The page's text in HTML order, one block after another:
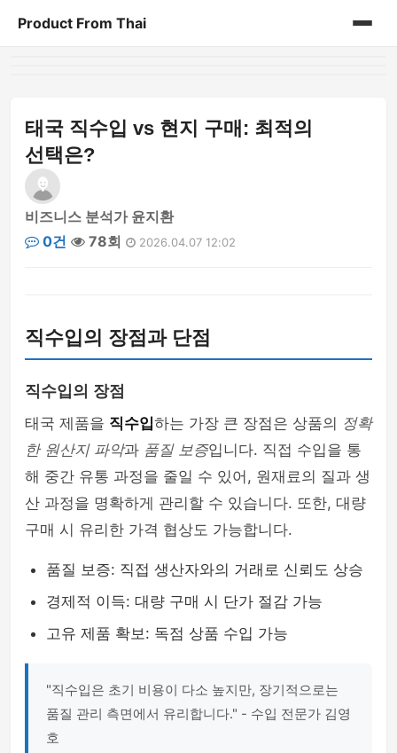
Product From Thai
태국 직수입 vs 현지 구매: 최적의
선택은?
비즈니스 분석가 윤지환
0건
78회 2026.04.07 12:02
직수입의 장점과 단점
직수입의 장점
태국 제품을 직수입하는 가장 큰 장점은 상품의 정확
한 원산지 파악과 품질 보증입니다. 직접 수입을 통
해 중간 유통 과정을 줄일 수 있어, 원재료의 질과 생
산 과정을 명확하게 관리할 수 있습니다. 또한, 대량
구매 시 유리한 가격 협상도 가능합니다.
품질 보증: 직접 생산자와의 거래로 신뢰도 상승
경제적 이득: 대량 구매 시 단가 절감 가능
고유 제품 확보: 독점 상품 수입 가능
"직수입은 초기 비용이 다소 높지만, 장기적으로는
품질 관리 측면에서 유리합니다." - 수입 전문가 김영
호